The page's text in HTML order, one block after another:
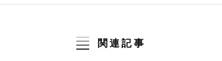
関連記事